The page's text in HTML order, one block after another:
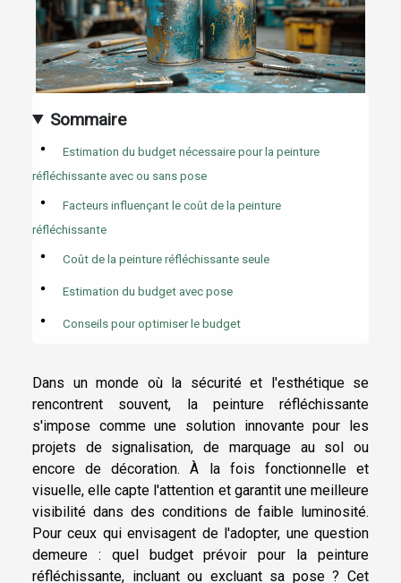
Sommaire
Estimation du budget nécessaire pour la peinture
réfléchissante avec ou sans pose
Facteurs influençant le coût de la peinture
réfléchissante
Coût de la peinture réfléchissante seule
Estimation du budget avec pose
Conseils pour optimiser le budget
Dans un monde où la sécurité et l'esthétique se
rencontrent souvent, la peinture réfléchissante
s'impose comme une solution innovante pour les
projets de signalisation, de marquage au sol ou
encore de décoration. À la fois fonctionnelle et
visuelle, elle capte l'attention et garantit une meilleure
visibilité dans des conditions de faible luminosité.
Pour ceux qui envisagent de l'adopter, une question
demeure : quel budget prévoir pour la peinture
réfléchissante, incluant ou excluant sa pose ? Cet